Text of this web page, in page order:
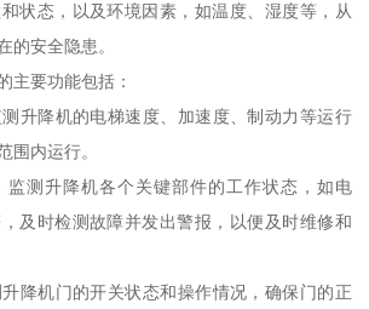
状态，以及环境因素，如温度、湿度等，从
的安全隐患。
主要功能包括：
升降机的电梯速度、加速度、制动力等运行
围内运行。
监测升降机各个关键部件的工作状态，如电
及时检测故障并发出警报，以便及时维修和
降机门的开关状态和操作情况，确保门的正